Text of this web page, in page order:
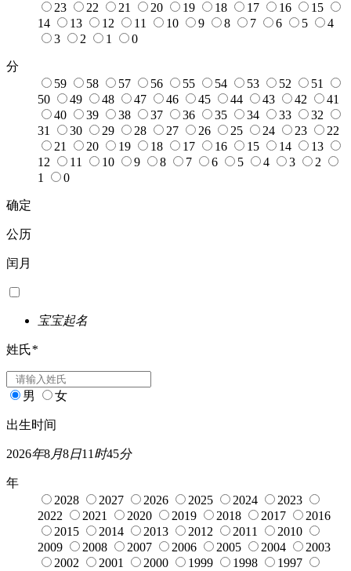
23
22 21 20 19 18 17 16
15
14
13 12 11 10 9 8 7 6 5
4
3
2 1 0
分
59
58 57 56 55 54 53 52
51
50
49 48 47 46 45 44 43 42
41
40
39 38 37 36 35 34 33
32
31
30 29 28 27 26 25 24 23
22
21
20 19 18 17 16 15 14
13
12
11 10 9 8 7 6 5 4 3
2
1
0
确定
公历
闰月
宝宝起名
姓氏*
男 女
出生时间
2026年8月8日11 时45分
年
2028
2027 2026 2025 2024
2023
2022
2021 2020 2019 2018 2017
2016
2015
2014 2013 2012 2011
2010
2009
2008 2007 2006 2005 2004
2003
2002
2001 2000 1999 1998
1997